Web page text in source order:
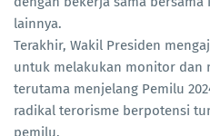
lainnya.
Terakhir, Wakil Presiden
untuk melakukan monitor dan
terutama menjelang Pemilu
radikal terorisme berpotensi
pemilu.